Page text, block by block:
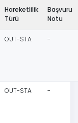
Hareketlilik
Türü
Başvuru
Notu
OUT-STA -
OUT-STA -